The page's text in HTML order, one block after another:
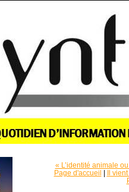
« L’identité animale
Page d'accueil | Il